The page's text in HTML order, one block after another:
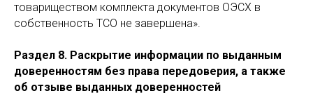
товариществом комплекта документов ОЭСХ в
собственность ТСО не завершена».
Раздел 8. Раскрытие информации по выданным
доверенностям без права передоверия, а также
об отзыве выданных доверенностей